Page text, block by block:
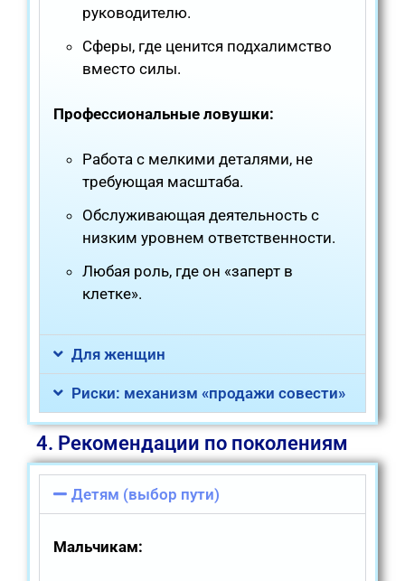
руководителю.
Сферы, где ценится подхалимство
вместо силы.
Профессиональные ловушки:
Работа с мелкими деталями, не
требующая масштаба.
Обслуживающая деятельность с
низким уровнем ответственности.
Любая роль, где он «заперт в
клетке».
Для женщин
Риски: механизм «продажи совести»
4. Рекомендации по поколениям
Детям (выбор пути)
Мальчикам: